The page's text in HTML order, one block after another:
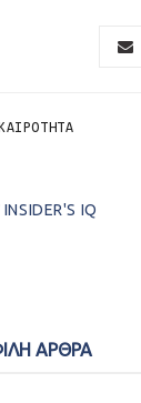
IQ
ΑΡΘΡΑ